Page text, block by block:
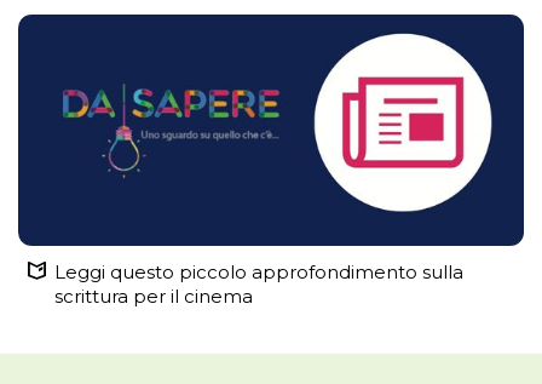
Leggi questo piccolo approfondimento sulla
scrittura per il cinema